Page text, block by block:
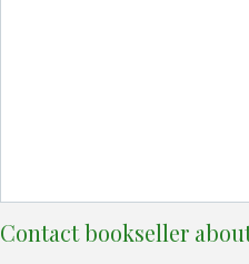
Contact bookseller